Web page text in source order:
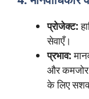
प्रोजेक्ट:
सेवाएँ।
प्रभाव:
और कमजोर
के लिए